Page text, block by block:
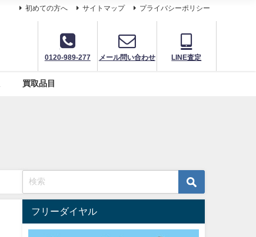
初めての方へ サイトマップ プライバシーポリシー
0120-989-277 メール問い合わせ LINE査定
買取品目
フリーダイヤル